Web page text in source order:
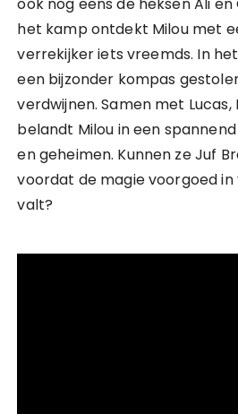
het kamp ontdekt Milou met
verrekijker iets vreemds. In
een bijzonder kompas
verdwijnen. Samen met Lucas,
belandt Milou in een
en geheimen. Kunnen ze Juf
voordat de magie voorgoed
valt?